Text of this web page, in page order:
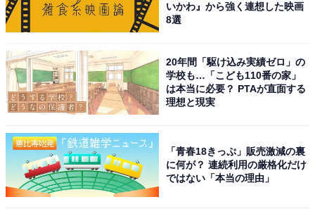
いかわ』から強く連想した映画
8選
20年間「駆け込み実績ゼロ」の
学校も…「こども110番の家」
は本当に必要？ PTAが直面する
理想と現実
「青春18きっぷ」販売激減の裏
に何が？ 連続利用の厳格化だけ
ではない「本当の理由」